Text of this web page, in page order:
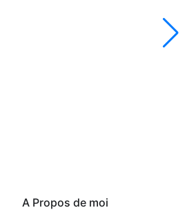
A Propos de moi